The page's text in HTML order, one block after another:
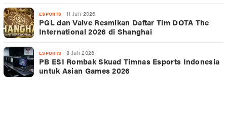
ESPORTS 11 Juli 2026
PGL dan Valve Resmikan Daftar Tim DOTA The
International 2026 di Shanghai
ESPORTS 8 Juli 2026
PB ESI Rombak Skuad Timnas Esports Indonesia
untuk Asian Games 2026